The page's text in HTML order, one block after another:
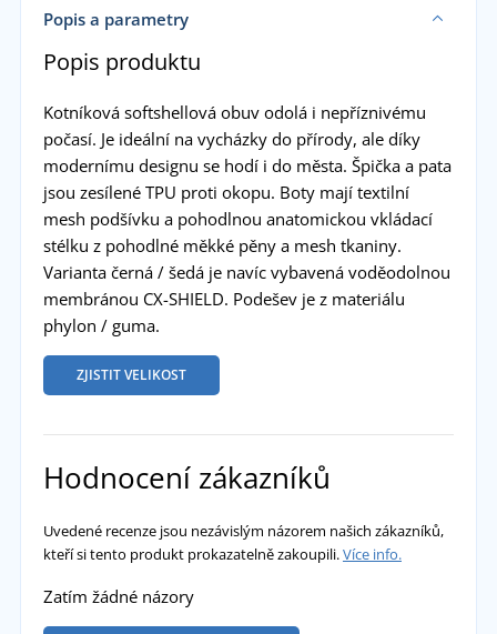
Popis a parametry
Popis produktu
Kotníková softshellová obuv odolá i nepříznivému
počasí. Je ideální na vycházky do přírody, ale díky
modernímu designu se hodí i do města. Špička a pata
jsou zesílené TPU proti okopu. Boty mají textilní
mesh podšívku a pohodlnou anatomickou vkládací
stélku z pohodlné měkké pěny a mesh tkaniny.
Varianta černá / šedá je navíc vybavená voděodolnou
membránou CX-SHIELD. Podešev je z materiálu
phylon / guma.
ZJISTIT VELIKOST
Hodnocení zákazníků
Uvedené recenze jsou nezávislým názorem našich zákazníků,
kteří si tento produkt prokazatelně zakoupili.Více info.
Zatím žádné názory